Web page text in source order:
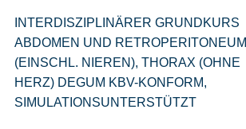
INTERDISZIPLINÄRER GRUNDKURS
ABDOMEN UND RETROPERITONEUM
(EINSCHL. NIEREN), THORAX (OHNE
HERZ) DEGUM KBV-KONFORM,
SIMULATIONSUNTERSTÜTZT